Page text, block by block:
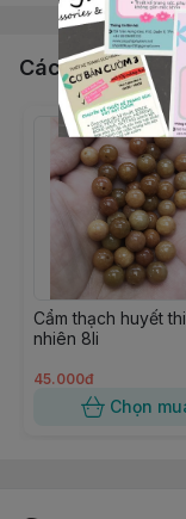
Các sản phẩm,
Cẩm thạch huyết
nhiên 8li
45.000đ
Chọn